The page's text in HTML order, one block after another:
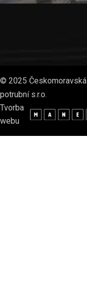
Inzet s.r.o.
© 2025 Českomoravská
potrubní s.r.o.
Tvorba
webu